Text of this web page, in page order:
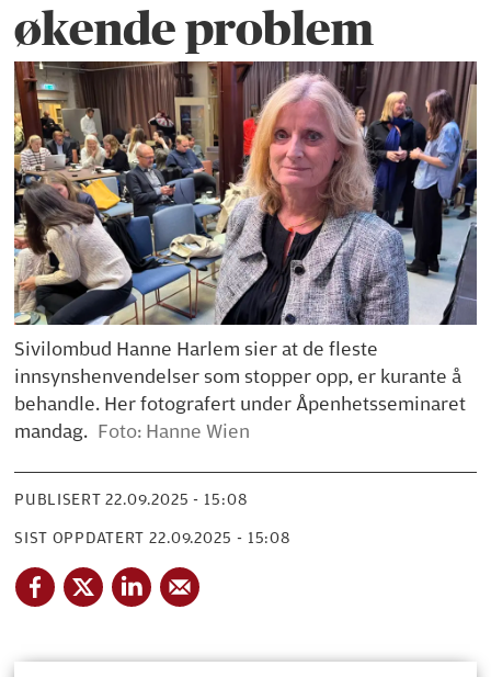
økende problem
Sivilombud Hanne Harlem sier at de fleste
innsynshenvendelser som stopper opp, er kurante å
behandle. Her fotografert under Åpenhetsseminaret
mandag. Foto: Hanne Wien
PUBLISERT 22.09.2025 - 15:08
SIST OPPDATERT 22.09.2025 - 15:08